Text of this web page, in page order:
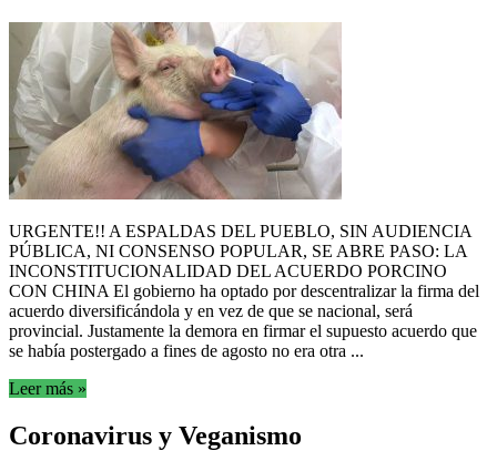
URGENTE!! A ESPALDAS DEL PUEBLO, SIN AUDIENCIA
PÚBLICA, NI CONSENSO POPULAR, SE ABRE PASO: LA
INCONSTITUCIONALIDAD DEL ACUERDO PORCINO
CON CHINA El gobierno ha optado por descentralizar la firma del
acuerdo diversificándola y en vez de que se nacional, será
provincial. Justamente la demora en firmar el supuesto acuerdo que
se había postergado a fines de agosto no era otra ...
Leer más »
Coronavirus y Veganismo